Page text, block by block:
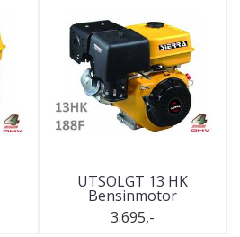
UTSOLGT 13 HK
Bensinmotor
3.695,-